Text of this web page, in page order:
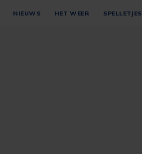
NIEUWS HET WEER SPELLETJES